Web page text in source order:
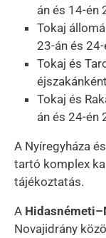
án és 14-én
Tokaj
23-án és
Tokaj és
Tokaj és
án és 24-én
A Nyíregyháza
tartó komplex
tájékoztatás.
A
Novajidrány